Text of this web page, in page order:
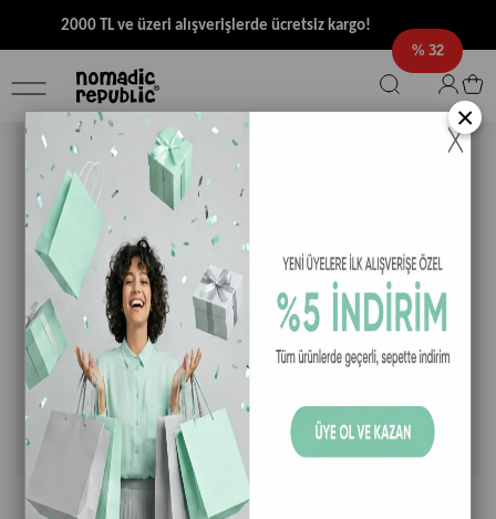
2000 TL ve üzeri alışverişlerde ücretsiz kargo!
32
×